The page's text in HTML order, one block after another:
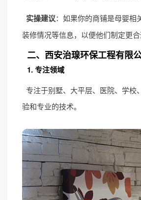
实操建议：如果你的商铺是母婴相
装修情况等信息，以便他们制定更合
二、西安治瑔环保工程有限
1. 专注领域
专注于别墅、大平层、医院、学校
验和专业的技术。